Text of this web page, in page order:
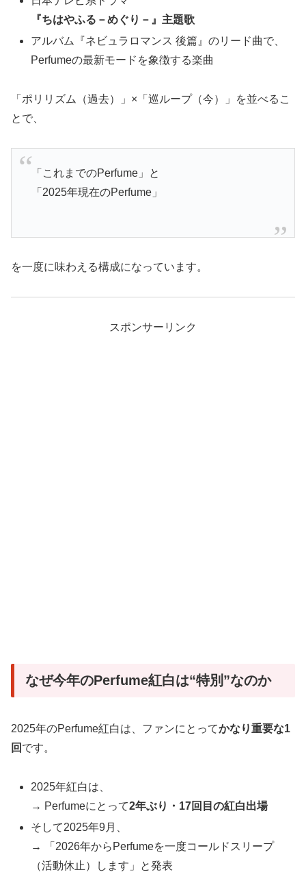
『ちはやふる－めぐり－』主題歌
アルバム『ネビュラロマンス 後篇』のリード曲で、
Perfumeの最新モードを象徴する楽曲
「ポリリズム（過去）」×「巡ループ（今）」を並べるこ
とで、
「これまでのPerfume」と
「2025年現在のPerfume」
を一度に味わえる構成になっています。
スポンサーリンク
なぜ今年のPerfume紅白は“特別”なのか
2025年のPerfume紅白は、ファンにとってかなり重要な1
回 です。
2025年紅白は、
→ Perfumeにとって2年ぶり・17回目の紅白出場
そして2025年9月、
→ 「2026年からPerfumeを一度コールドスリープ
（活動休止）します」と発表